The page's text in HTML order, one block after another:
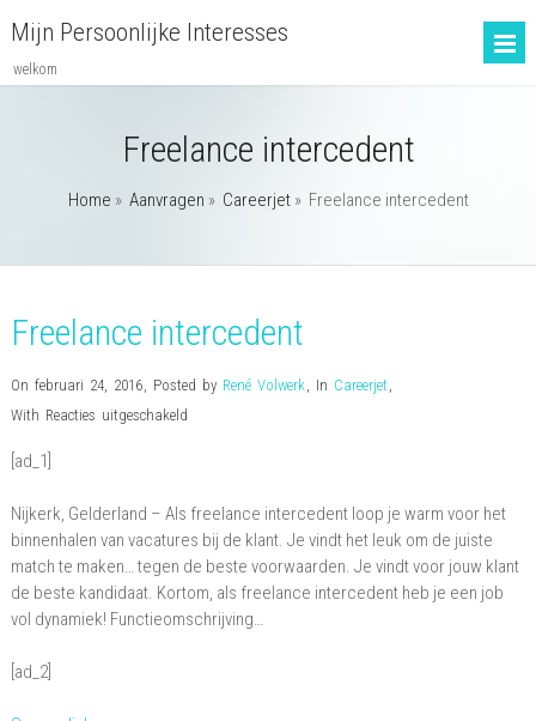
Mijn Persoonlijke Interesses
welkom
Freelance intercedent
Home » Aanvragen » Careerjet» Freelance intercedent
Freelance intercedent
On februari 24, 2016, Posted by René Volwerk, In Careerjet ,
With Reacties uitgeschakeldvoor
[ad_1]
Nijkerk, Gelderland – Als freelance intercedent loop je warm voor het
binnenhalen van vacatures bij de klant. Je vindt het leuk om de juiste
match te maken… tegen de beste voorwaarden. Je vindt voor jouw klant
de beste kandidaat. Kortom, als freelance intercedent heb je een job
vol dynamiek! Functieomschrijving…
[ad_2]